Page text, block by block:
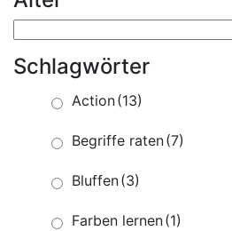
Schlagwörter
Action(13)
Begriffe raten(7)
Bluffen(3)
Farben lernen(1)